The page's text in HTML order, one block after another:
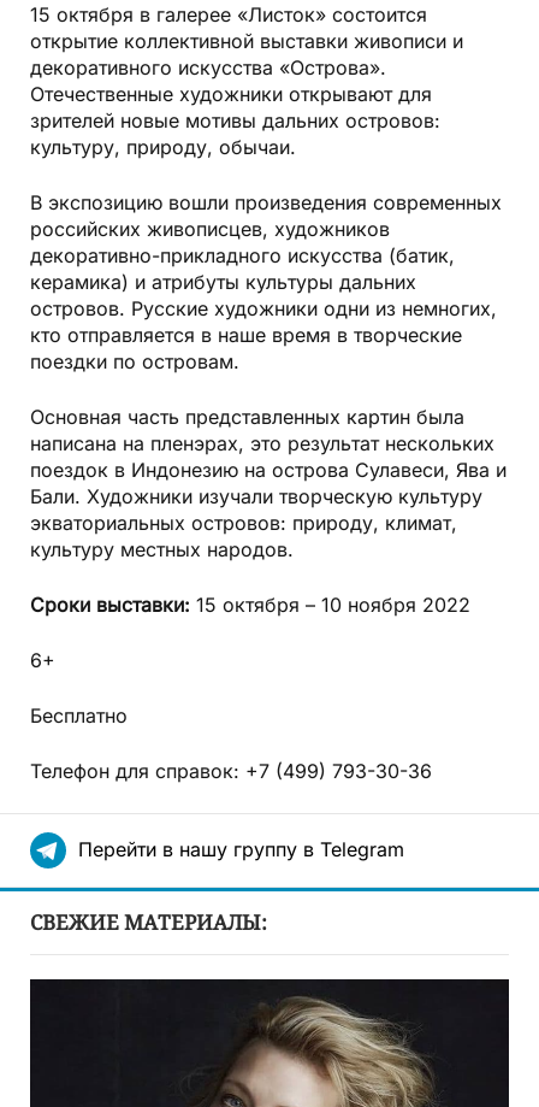
15 октября в галерее «Листок» состоится
открытие коллективной выставки живописи и
декоративного искусства «Острова».
Отечественные художники открывают для
зрителей новые мотивы дальних островов:
культуру, природу, обычаи.
В экспозицию вошли произведения современных
российских живописцев, художников
декоративно-прикладного искусства (батик,
керамика) и атрибуты культуры дальних
островов. Русские художники одни из немногих,
кто отправляется в наше время в творческие
поездки по островам.
Основная часть представленных картин была
написана на пленэрах, это результат нескольких
поездок в Индонезию на острова Сулавеси, Ява и
Бали. Художники изучали творческую культуру
экваториальных островов: природу, климат,
культуру местных народов.
Сроки выставки: 15 октября – 10 ноября 2022
6+
Бесплатно
Телефон для справок: +7 (499) 793-30-36
Перейти в нашу группу в Telegram
СВЕЖИЕ МАТЕРИАЛЫ: